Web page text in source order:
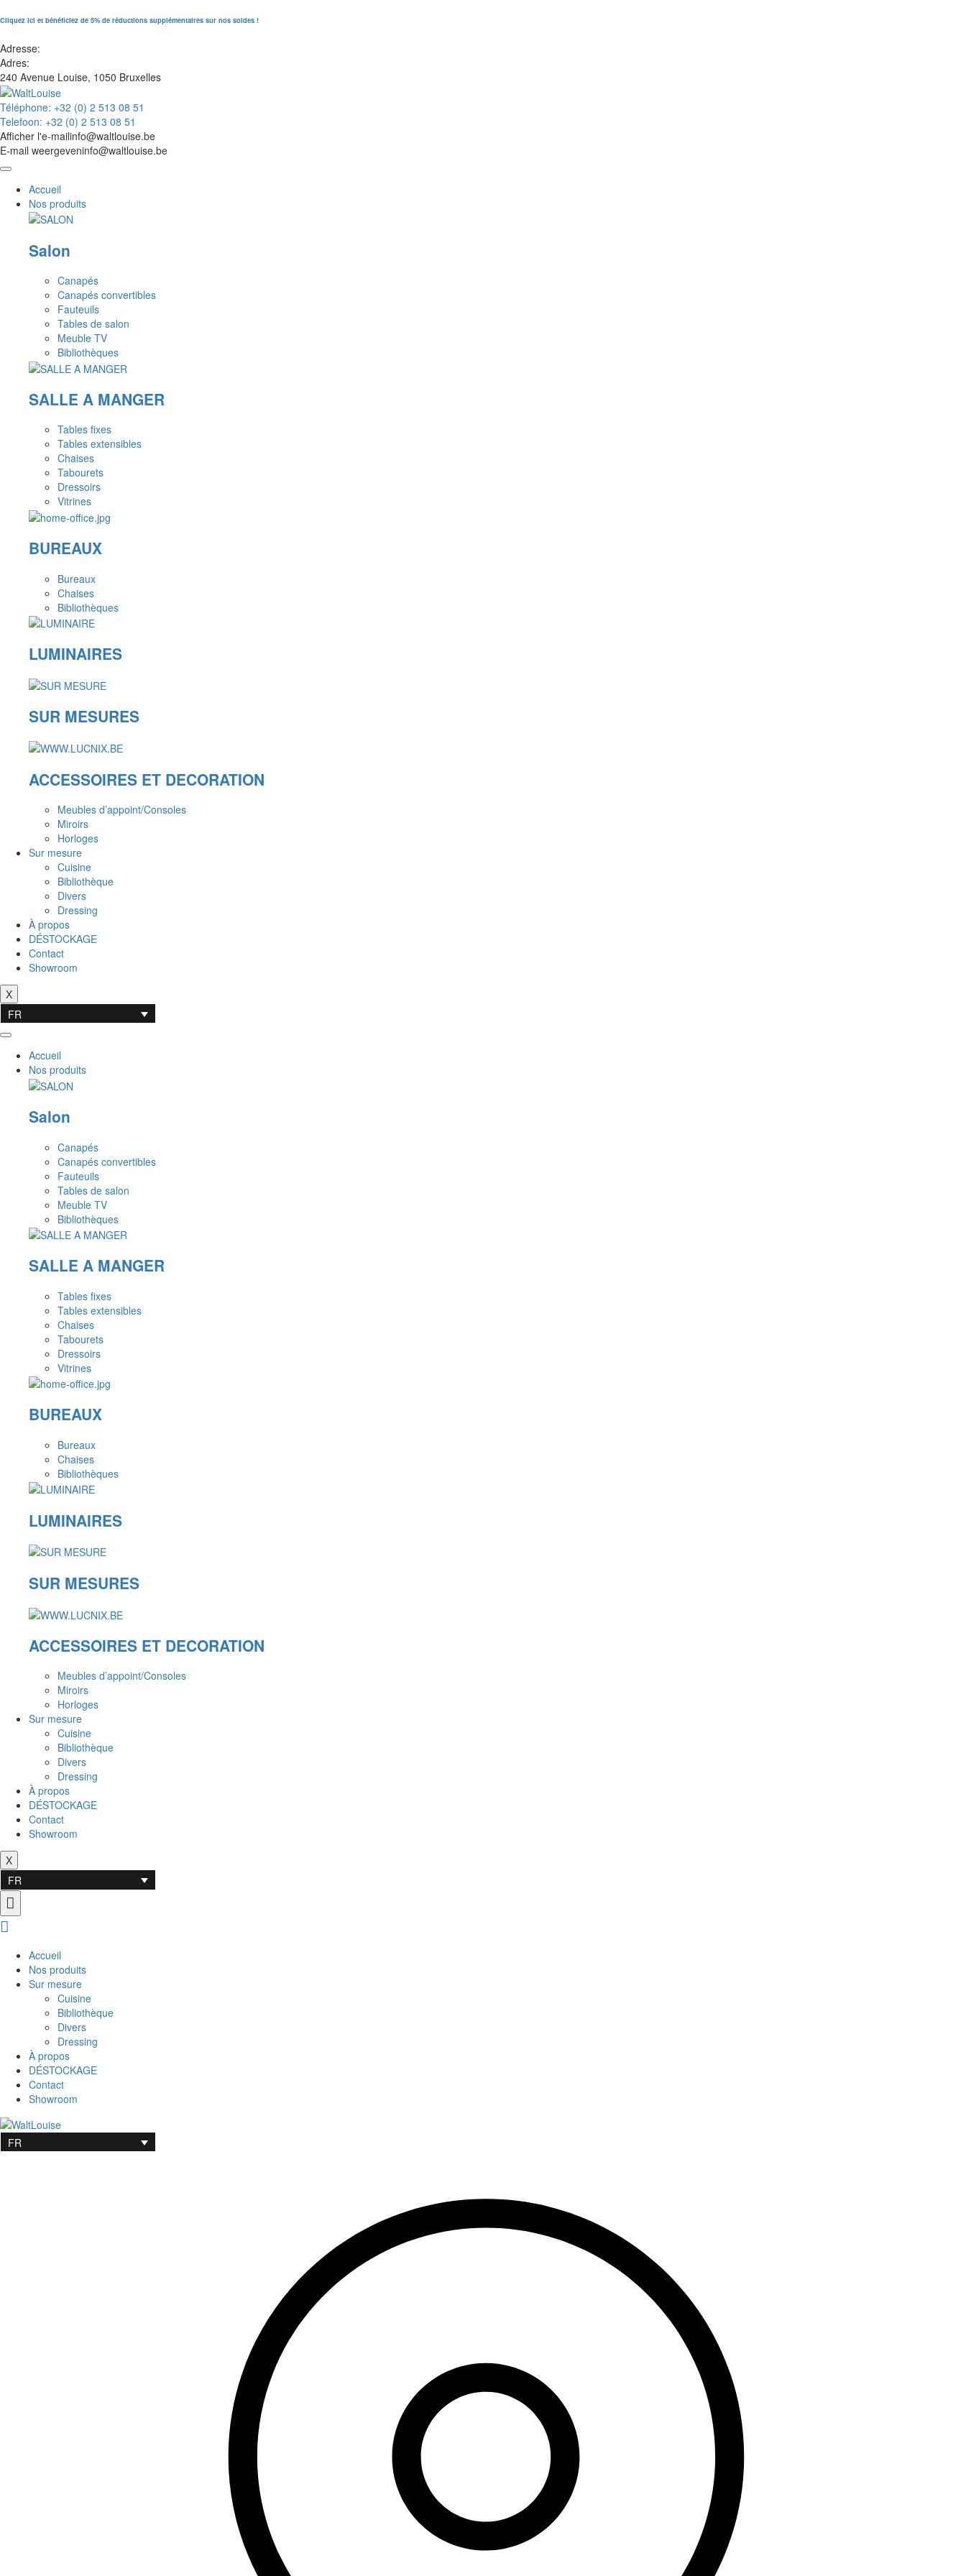
Cliquez ici et bénéficiez de 5% de réductions supplémentaires sur nos soldes !
Adresse:
Adres:
240 Avenue Louise, 1050 Bruxelles
Téléphone: +32 (0) 2 513 08 51
Telefoon: +32 (0) 2 513 08 51
Afficher l'e-mailinfo@waltlouise.be
E-mail weergeveninfo@waltlouise.be
Accueil
Nos produits
Salon
Canapés
Canapés convertibles
Fauteuils
Tables de salon
Meuble TV
Bibliothèques
SALLE A MANGER
Tables fixes
Tables extensibles
Chaises
Tabourets
Dressoirs
Vitrines
BUREAUX
Bureaux
Chaises
Bibliothèques
LUMINAIRES
SUR MESURES
ACCESSOIRES ET DECORATION
Meubles d’appoint/Consoles
Miroirs
Horloges
Sur mesure
Cuisine
Bibliothèque
Divers
Dressing
À propos
DÉSTOCKAGE
Contact
Showroom
X
FR
Accueil
Nos produits
Salon
Canapés
Canapés convertibles
Fauteuils
Tables de salon
Meuble TV
Bibliothèques
SALLE A MANGER
Tables fixes
Tables extensibles
Chaises
Tabourets
Dressoirs
Vitrines
BUREAUX
Bureaux
Chaises
Bibliothèques
LUMINAIRES
SUR MESURES
ACCESSOIRES ET DECORATION
Meubles d’appoint/Consoles
Miroirs
Horloges
Sur mesure
Cuisine
Bibliothèque
Divers
Dressing
À propos
DÉSTOCKAGE
Contact
Showroom
X
FR
Accueil
Nos produits
Sur mesure
Cuisine
Bibliothèque
Divers
Dressing
À propos
DÉSTOCKAGE
Contact
Showroom
FR